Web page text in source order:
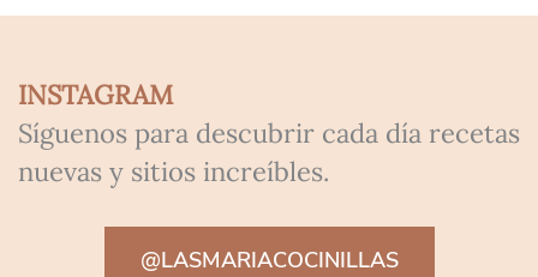
INSTAGRAM
Síguenos para descubrir cada día recetas
nuevas y sitios increíbles.
@LASMARIACOCINILLAS